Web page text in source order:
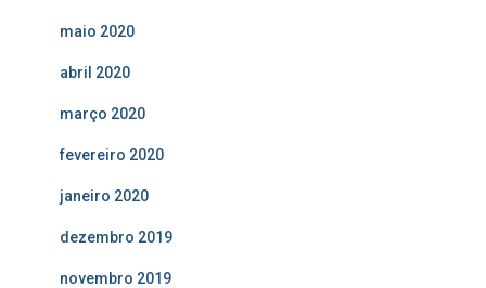
maio 2020
abril 2020
março 2020
fevereiro 2020
janeiro 2020
dezembro 2019
novembro 2019